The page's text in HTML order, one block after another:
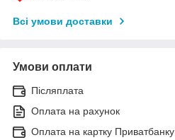
Всі умови доставки
Умови оплати
Післяплата
Оплата на рахунок
Оплата на картку Приватбанку